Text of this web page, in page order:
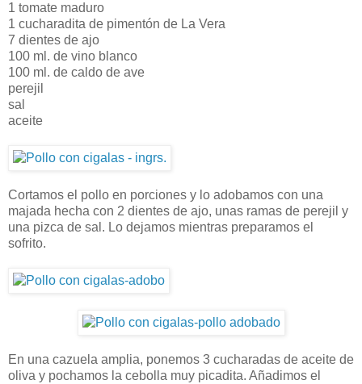
1 tomate maduro
1 cucharadita de pimentón de La Vera
7 dientes de ajo
100 ml. de vino blanco
100 ml. de caldo de ave
perejil
sal
aceite
Cortamos el pollo en porciones y lo adobamos con una
majada hecha con 2 dientes de ajo, unas ramas de perejil y
una pizca de sal. Lo dejamos mientras preparamos el
sofrito.
En una cazuela amplia, ponemos 3 cucharadas de aceite de
oliva y pochamos la cebolla muy picadita. Añadimos el